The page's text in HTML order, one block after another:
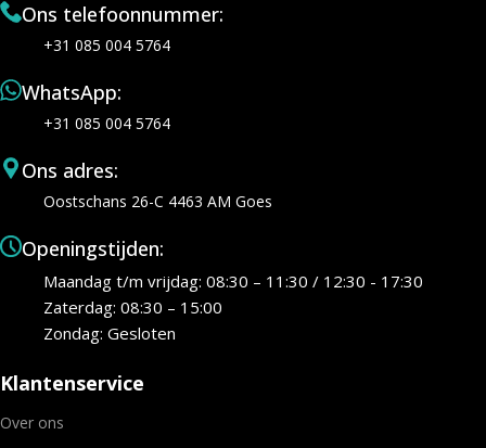
Ons telefoonnummer:
+31 085 004 5764
WhatsApp:
+31 085 004 5764
Ons adres:
Oostschans 26-C 4463 AM Goes
Openingstijden:
Maandag t/m vrijdag: 08:30 – 11:30 / 12:30 - 17:30
Zaterdag: 08:30 – 15:00
Zondag: Gesloten
Klantenservice
Over ons